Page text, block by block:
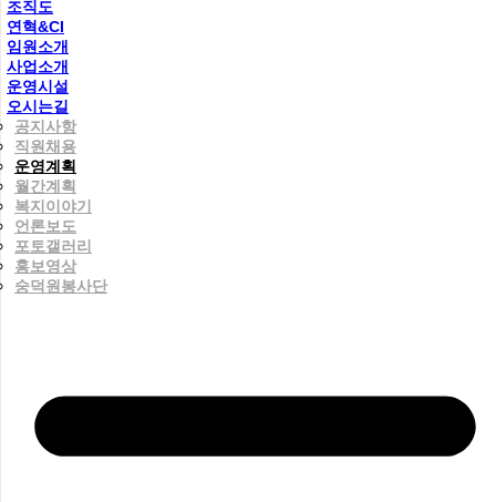
조직도
연혁&CI
임원소개
사업소개
운영시설
오시는길
공지사항
직원채용
운영계획
월간계획
복지이야기
언론보도
포토갤러리
홍보영상
숭덕원봉사단